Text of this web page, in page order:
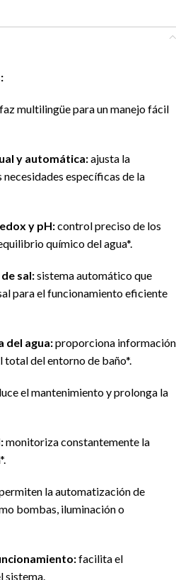
multilingüe para un manejo fácil
y automática:ajusta la
específicas de la
y pH:control preciso de los
químico del agua*.
sal:sistema automático que
para el funcionamiento eficiente
del agua:proporciona información
total del entorno de baño*.
el mantenimiento y prolonga la
monitoriza constantemente la
la automatización de
bombas, iluminación o
facilita el
sistema.